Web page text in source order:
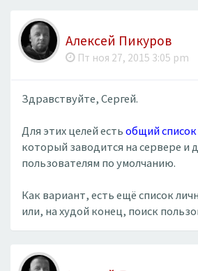
Алексей Пикуров
Пт ноя 27, 2015 3:05 pm
Здравствуйте, Сергей.
Для этих целей естьобщий
который заводится на сервере и
пользователям по умолчанию.
Как вариант, есть ещё список
или, на худой конец, поиск